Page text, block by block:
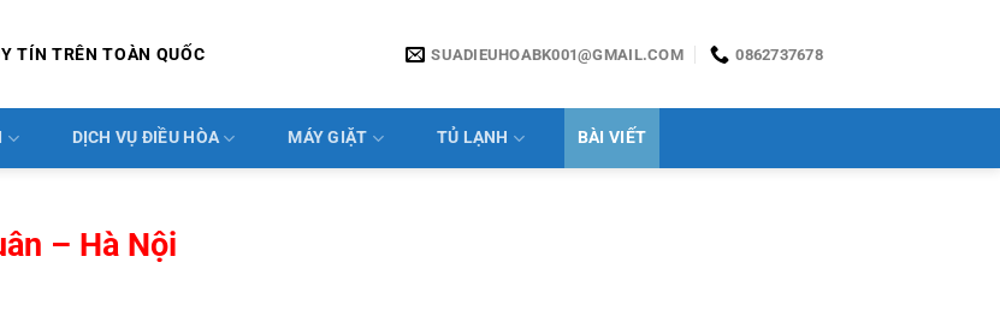
TÍN TRÊN TOÀN QUỐC SUADIEUHOABK001@GMAIL.COM 0862737678
DỊCH VỤ ĐIỀU HÒA MÁY GIẶT TỦ LẠNH BÀI VIẾT
– Hà Nội